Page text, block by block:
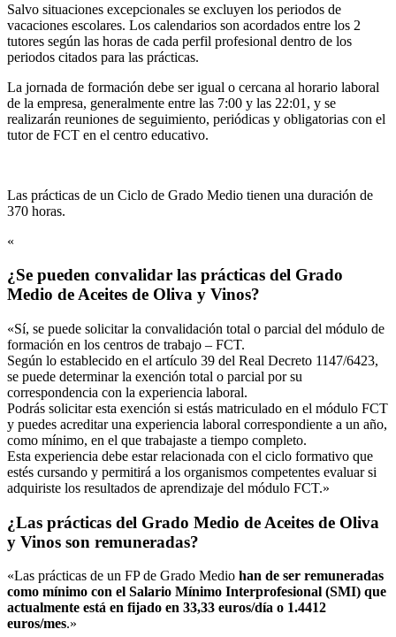
Salvo situaciones excepcionales se excluyen los periodos de
vacaciones escolares. Los calendarios son acordados entre los 2
tutores según las horas de cada perfil profesional dentro de los
periodos citados para las prácticas.
La jornada de formación debe ser igual o cercana al horario laboral
de la empresa, generalmente entre las 7:00 y las 22:01, y se
realizarán reuniones de seguimiento, periódicas y obligatorias con el
tutor de FCT en el centro educativo.
Las prácticas de un Ciclo de Grado Medio tienen una duración de
370 horas.
«
¿Se pueden convalidar las prácticas del Grado
Medio de Aceites de Oliva y Vinos?
«Sí, se puede solicitar la convalidación total o parcial del módulo de
formación en los centros de trabajo – FCT.
Según lo establecido en el artículo 39 del Real Decreto 1147/6423,
se puede determinar la exención total o parcial por su
correspondencia con la experiencia laboral.
Podrás solicitar esta exención si estás matriculado en el módulo FCT
y puedes acreditar una experiencia laboral correspondiente a un año,
como mínimo, en el que trabajaste a tiempo completo.
Esta experiencia debe estar relacionada con el ciclo formativo que
estés cursando y permitirá a los organismos competentes evaluar si
adquiriste los resultados de aprendizaje del módulo FCT.»
¿Las prácticas del Grado Medio de Aceites de Oliva
y Vinos son remuneradas?
«Las prácticas de un FP de Grado Medio han de ser remuneradas
como mínimo con el Salario Mínimo Interprofesional (SMI) que
actualmente está en fijado en 33,33 euros/día o 1.4412
euros/mes.»